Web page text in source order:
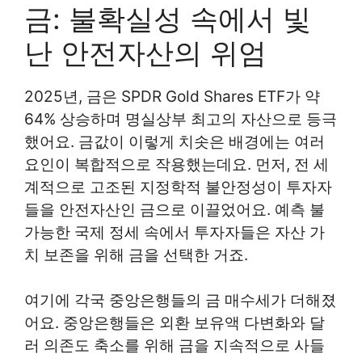
금: 불확실성 속에서 빛
난 안전자산의 위엄
2025년, 금은 SPDR Gold Shares ETF가 약
64% 상승하며 명실상부 최고의 자산으로 등극
했어요. 금값이 이렇게 치솟은 배경에는 여러
요인이 복합적으로 작용했는데요. 먼저, 전 세
계적으로 고조된 지정학적 불안정성이 투자자
들을 안전자산인 금으로 이끌었어요. 예측 불
가능한 국제 정세 속에서 투자자들은 자산 가
치 보존을 위해 금을 선택한 거죠.
여기에 각국 중앙은행들의 금 매수세가 더해졌
어요. 중앙은행들은 외환 보유액 다변화와 달
러 의존도 축소를 위해 금을 지속적으로 사들